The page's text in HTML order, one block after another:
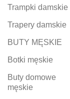
Trampki damskie
Trapery damskie
BUTY MĘSKIE
Botki męskie
Buty domowe
męskie